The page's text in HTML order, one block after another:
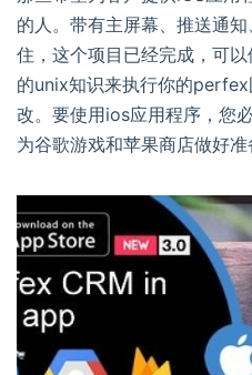
的人。带有主屏幕、推送通
住，这个项目已经完成，可
的unix知识来执行你的
改。要使用ios应用程序，您
为谷歌游戏和苹果商店做好准